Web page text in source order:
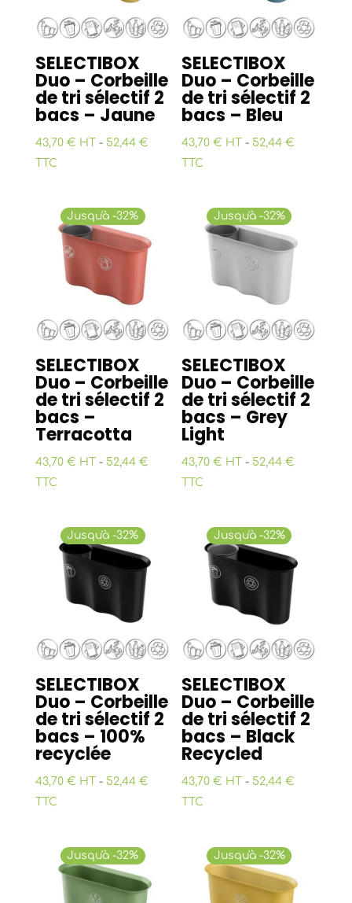
SELECTIBOX
Duo – Corbeille
de tri sélectif 2
bacs – Jaune
43,70 € HT - 52,44 €
TTC
SELECTIBOX
Duo – Corbeille
de tri sélectif 2
bacs – Bleu
43,70 € HT - 52,44 €
TTC
Jusqu'à -32%
SELECTIBOX
Duo – Corbeille
de tri sélectif 2
bacs –
Terracotta
43,70 € HT - 52,44 €
TTC
Jusqu'à -32%
SELECTIBOX
Duo – Corbeille
de tri sélectif 2
bacs – Grey
Light
43,70 € HT - 52,44 €
TTC
Jusqu'à -32%
SELECTIBOX
Duo – Corbeille
de tri sélectif 2
bacs – 100%
recyclée
43,70 € HT - 52,44 €
TTC
Jusqu'à -32%
SELECTIBOX
Duo – Corbeille
de tri sélectif 2
bacs – Black
Recycled
43,70 € HT - 52,44 €
TTC
Jusqu'à -32% Jusqu'à -32%